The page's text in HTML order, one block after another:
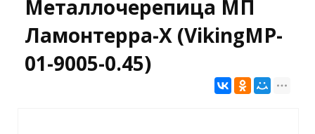
Металлочерепица МП
Ламонтерра-X (VikingMP-
01-9005-0.45)